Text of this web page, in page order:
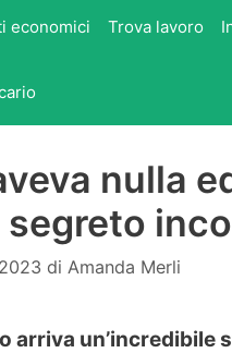
economici Trova lavoro
nulla
segreto
di Amanda Merli
arriva